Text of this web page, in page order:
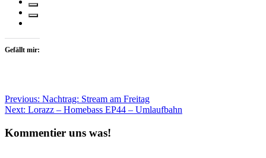
Gefällt mir:
Beitragsnavigation
Previous: Nachtrag: Stream am Freitag
Next: Lorazz – Homebass EP44 – Umlaufbahn
Kommentier uns was!